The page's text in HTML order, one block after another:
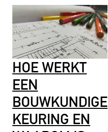
HOE WERKT
EEN
BOUWKUNDIGE
KEURING EN